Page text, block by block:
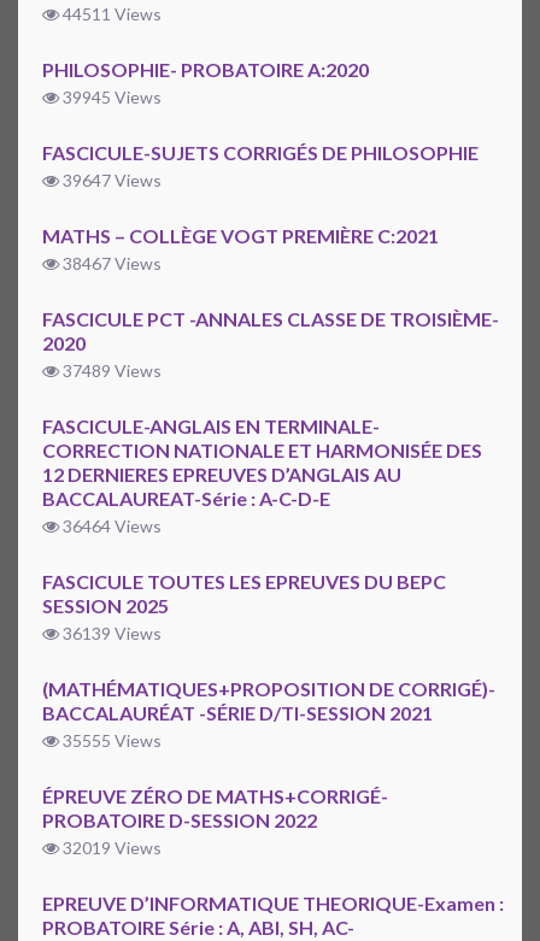
44511 Views
PHILOSOPHIE- PROBATOIRE A:2020
39945 Views
FASCICULE-SUJETS CORRIGÉS DE PHILOSOPHIE
39647 Views
MATHS – COLLÈGE VOGT PREMIÈRE C:2021
38467 Views
FASCICULE PCT -ANNALES CLASSE DE TROISIÈME-
2020
37489 Views
FASCICULE-ANGLAIS EN TERMINALE-
CORRECTION NATIONALE ET HARMONISÉE DES
12 DERNIERES EPREUVES D’ANGLAIS AU
BACCALAUREAT-Série : A-C-D-E
36464 Views
FASCICULE TOUTES LES EPREUVES DU BEPC
SESSION 2025
36139 Views
(MATHÉMATIQUES+PROPOSITION DE CORRIGÉ)-
BACCALAURÉAT -SÉRIE D/TI-SESSION 2021
35555 Views
ÉPREUVE ZÉRO DE MATHS+CORRIGÉ-
PROBATOIRE D-SESSION 2022
32019 Views
EPREUVE D’INFORMATIQUE THEORIQUE-Examen :
PROBATOIRE Série : A, ABI, SH, AC-